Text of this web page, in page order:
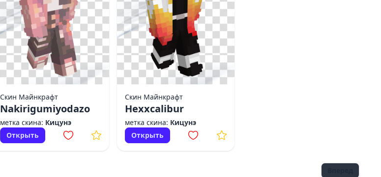
Скин Майнкрафт
Nakirigumiyodazo
метка скина: Кицунэ
Открыть
Скин Майнкрафт
Hexxcalibur
метка скина: Кицунэ
Открыть